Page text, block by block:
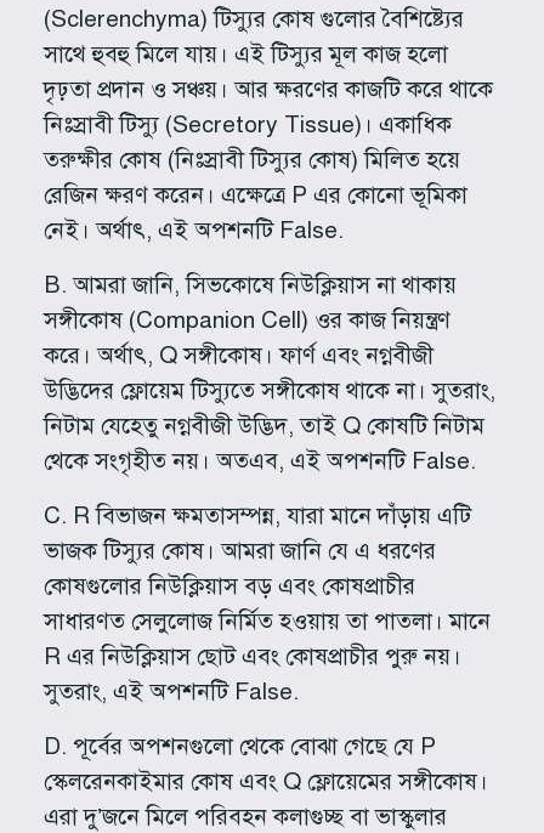
(Sclerenchyma) টিস্যুর কোষ গুলোর বৈশিষ্ট্যের
সাথে হুবহু মিলে যায়। এই টিস্যুর মূল কাজ হলো
দৃঢ়তা প্রদান ও সঞ্চয়। আর ক্ষরণের কাজটি করে থাকে
নিঃস্রাবী টিস্যু (Secretory Tissue)। একাধিক
তরুক্ষীর কোষ (নিঃস্রাবী টিস্যুর কোষ) মিলিত হয়ে
রেজিন ক্ষরণ করেন। এক্ষেত্রে P এর কোনো ভূমিকা
নেই। অর্থাৎ, এই অপশনটি False.
B. আমরা জানি, সিভকোষে নিউক্লিয়াস না থাকায়
সঙ্গীকোষ (Companion Cell) ওর কাজ নিয়ন্ত্রণ
করে। অর্থাৎ, Q সঙ্গীকোষ। ফার্ণ এবং নগ্নবীজী
উদ্ভিদের ফ্লোয়েম টিস্যুতে সঙ্গীকোষ থাকে না। সুতরাং,
নিটাম যেহেতু নগ্নবীজী উদ্ভিদ, তাই Q কোষটি নিটাম
থেকে সংগৃহীত নয়। অতএব, এই অপশনটি False.
C. R বিভাজন ক্ষমতাসম্পন্ন, যারা মানে দাঁড়ায় এটি
ভাজক টিস্যুর কোষ। আমরা জানি যে এ ধরণের
কোষগুলোর নিউক্লিয়াস বড় এবং কোষপ্রাচীর
সাধারণত সেলুলোজ নির্মিত হওয়ায় তা পাতলা। মানে
R এর নিউক্লিয়াস ছোট এবং কোষপ্রাচীর পুরু নয়।
সুতরাং, এই অপশনটি False.
D. পূর্বের অপশনগুলো থেকে বোঝা গেছে যে P
স্কেলরেনকাইমার কোষ এবং Q ফ্লোয়েমের সঙ্গীকোষ।
এরা দু’জনে মিলে পরিবহন কলাগুচ্ছ বা ভাস্কুলার